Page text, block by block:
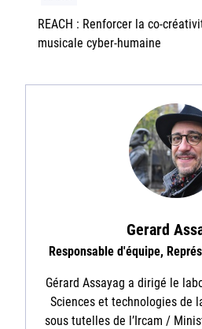
REACH : Renforcer la co-
musicale cyber-humaine
Gerard
Responsable d'équipe,
Gérard Assayag a dirigé le
Sciences et technologies de
sous tutelles de l’Ircam /